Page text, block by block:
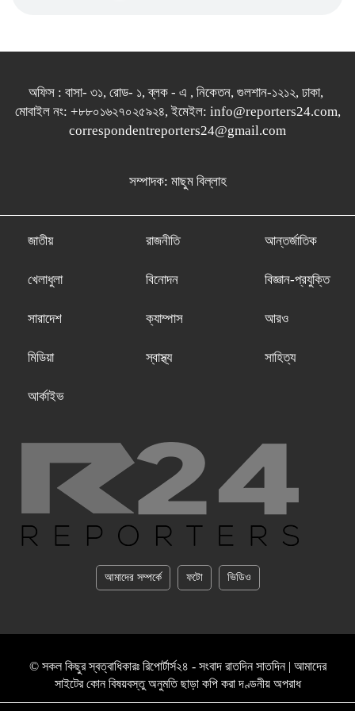
অফিস : বাসা- ৩১, রোড- ১, ব্লক - এ , নিকেতন, গুলশান-১২১২, ঢাকা,
মোবাইল নং: +৮৮০১৬২৭০২৫৯২৪, ইমেইল: info@reporters24.com,
correspondentreporters24@gmail.com
সম্পাদক: মাছুম বিল্লাহ
জাতীয় রাজনীতি আন্তর্জাতিক
খেলাধুলা বিনোদন বিজ্ঞান-প্রযুক্তি
সারাদেশ ক্যাম্পাস আরও
মিডিয়া স্বাস্থ্য সাহিত্য
আর্কাইভ
আমাদের সম্পর্কে ফটো ভিডিও
© সকল কিছুর স্বত্বাধিকারঃ রিপোর্টার্স২৪ - সংবাদ রাতদিন সাতদিন | আমাদের
সাইটের কোন বিষয়বস্তু অনুমতি ছাড়া কপি করা দণ্ডনীয় অপরাধ